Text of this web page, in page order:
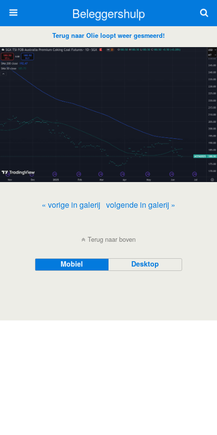
Beleggershulp
Terug naar Olie loopt weer gesmeerd!
« vorige in galerij volgende in galerij »
Terug naar boven
Mobiel Desktop